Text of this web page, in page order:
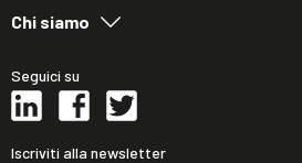
Chi siamo
Seguici su
Iscriviti alla newsletter